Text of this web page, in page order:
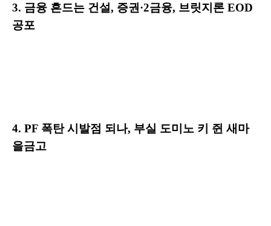
3. 금융 흔드는 건설, 증권·2금융, 브릿지론 EOD
공포
4. PF 폭탄 시발점 되나, 부실 도미노 키 쥔 새마
을금고